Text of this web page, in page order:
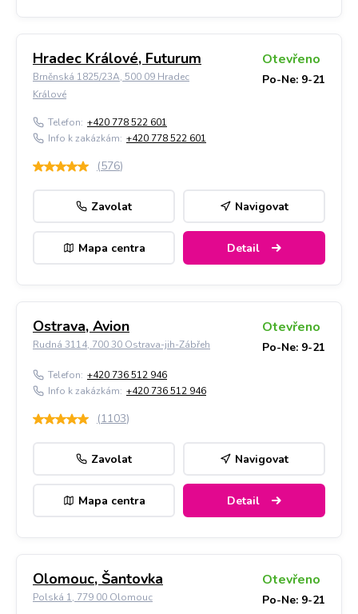
Hradec Králové, Futurum
Brněnská 1825/23A, 500 09 Hradec
Králové
Otevřeno
Po-Ne: 9-21
Telefon: +420 778 522 601
Info k zakázkám: +420 778 522 601
(576)
Zavolat Navigovat
Mapa centra Detail
Ostrava, Avion
Rudná 3114, 700 30 Ostrava-jih-Zábřeh
Otevřeno
Po-Ne: 9-21
Telefon: +420 736 512 946
Info k zakázkám: +420 736 512 946
(1103)
Zavolat Navigovat
Mapa centra Detail
Olomouc, Šantovka
Polská 1, 779 00 Olomouc
Otevřeno
Po-Ne: 9-21